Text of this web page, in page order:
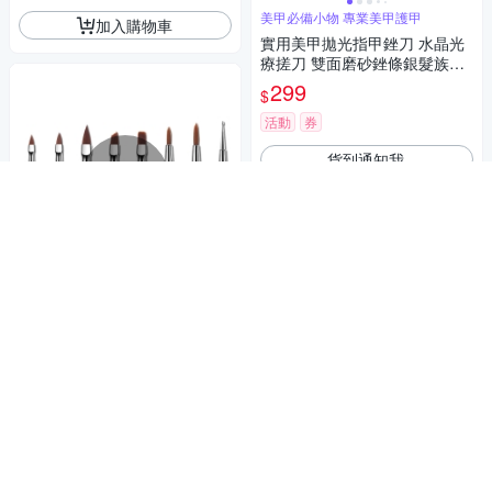
加入購物車 美甲必備小物 專業美甲護甲
實用美甲拋光指甲銼刀 水晶光
療搓刀 雙面磨砂銼條銀髮族護
理-超值4入 kiret
$299
活動 券
貨到通知我